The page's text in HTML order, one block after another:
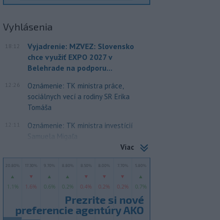
Vyhlásenia
18:12
Vyjadrenie: MZVEZ: Slovensko
chce využiť EXPO 2027 v
Belehrade na podporu...
12:26
Oznámenie: TK ministra práce,
sociálnych vecí a rodiny SR Erika
Tomáša
Oznámenie: TK ministra investícií
Samuela Migaľa
Viac